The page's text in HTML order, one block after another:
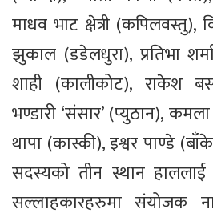
माधव भाट क्षेत्री (कपिलवस्तु),
झुकाल (डडेलधुरा), प्रतिभा
शाही (कालीकोट), राकेश
भण्डारी ‘संसार’ (प्युठान),
थापा (कास्की), इश्वर पाण्डे
सदस्यको तीन स्थान हाललाई
सल्लाहकारहरुमा संयोजक